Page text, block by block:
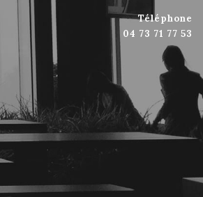
Téléphone
04 73 71 77 53